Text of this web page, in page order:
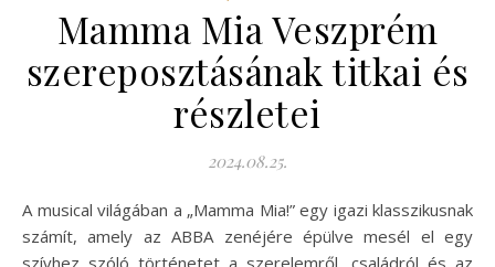
Mamma Mia Veszprém
szereposztásának titkai és
részletei
2024.08.25.
A musical világában a „Mamma Mia!” egy igazi klasszikusnak
számít, amely az ABBA zenéjére épülve mesél el egy
szívhez szóló történetet a szerelemről, családról és az